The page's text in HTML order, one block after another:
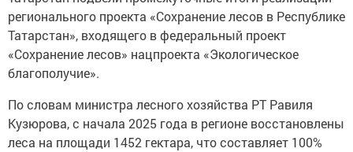
регионального проекта «Сохранение лесов в Республике
Татарстан», входящего в федеральный проект
«Сохранение лесов» нацпроекта «Экологическое
благополучие».
По словам министра лесного хозяйства РТ Равиля
Кузюрова, с начала 2025 года в регионе восстановлены
леса на площади 1452 гектара, что составляет 100%